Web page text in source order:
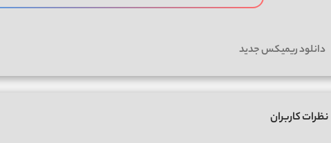
دانلود ریمیکس جدید
نظرات کاربران